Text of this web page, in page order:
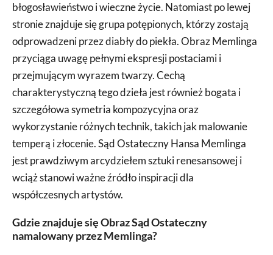
błogosławieństwo i wieczne życie. Natomiast po lewej
stronie znajduje się grupa potępionych, którzy zostają
odprowadzeni przez diabły do piekła. Obraz Memlinga
przyciąga uwagę pełnymi ekspresji postaciami i
przejmującym wyrazem twarzy. Cechą
charakterystyczną tego dzieła jest również bogata i
szczegółowa symetria kompozycyjna oraz
wykorzystanie różnych technik, takich jak malowanie
temperą i złocenie. Sąd Ostateczny Hansa Memlinga
jest prawdziwym arcydziełem sztuki renesansowej i
wciąż stanowi ważne źródło inspiracji dla
współczesnych artystów.
Gdzie znajduje się Obraz Sąd Ostateczny
namalowany przez Memlinga?